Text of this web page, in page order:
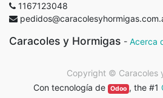
1167123048
Caracoles y Hormigas - Acerca
Copyright © Caracoles
Con tecnología de
Odoo , the #1